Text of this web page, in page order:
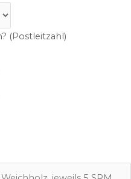
(Postleitzahl)